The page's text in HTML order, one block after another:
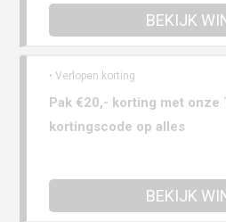
BEKIJK
• Verlopen korting
Pak €20,- korting met onze
kortingscode op alles
BEKIJK